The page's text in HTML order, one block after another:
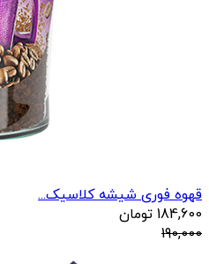
قهوه فوری شیشه کلاسیک...
184,600 تومان
190,000